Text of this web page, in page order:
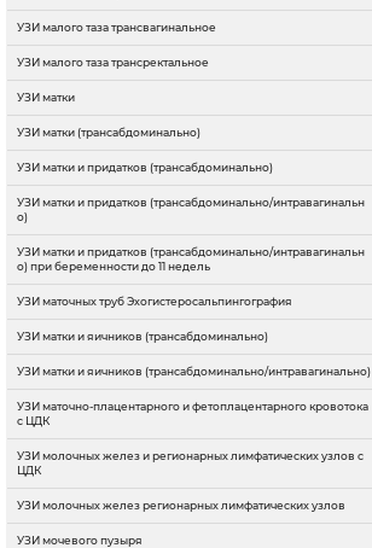
УЗИ малого таза трансвагинальное
УЗИ малого таза трансректальное
УЗИ матки
УЗИ матки (трансабдоминально)
УЗИ матки и придатков (трансабдоминально)
УЗИ матки и придатков (трансабдоминально/интравагинальн
о)
УЗИ матки и придатков (трансабдоминально/интравагинальн
о) при беременности до 11 недель
УЗИ маточных труб Эхогистеросальпингография
УЗИ матки и яичников (трансабдоминально)
УЗИ матки и яичников (трансабдоминально/интравагинально)
УЗИ маточно-плацентарного и фетоплацентарного кровотока
с ЦДК
УЗИ молочных желез и регионарных лимфатических узлов с
ЦДК
УЗИ молочных желез регионарных лимфатических узлов
УЗИ мочевого пузыря